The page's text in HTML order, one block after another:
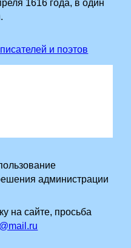
1616 года, в один
и поэтов
администрации
на сайте, просьба